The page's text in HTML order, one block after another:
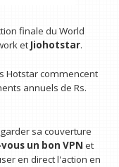
finale du World
et Jiohotstar.
Hotstar commencent
annuels de Rs.
sa couverture
un bon VPN et
en direct l'action en